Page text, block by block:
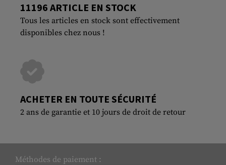
11196 ARTICLE EN STOCK
Tous les articles en stock sont effectivement
disponibles chez nous !
ACHETER EN TOUTE SÉCURITÉ
2 ans de garantie et 10 jours de droit de retour
Méthodes de paiement :